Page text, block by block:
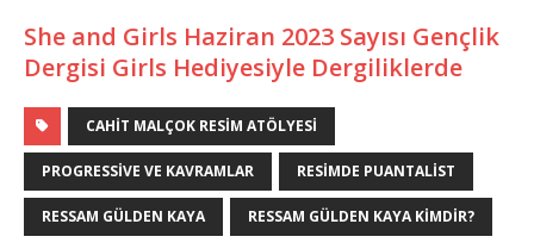
She and Girls Haziran 2023 Sayısı Gençlik
Dergisi Girls Hediyesiyle Dergiliklerde
CAHIT MALÇOK RESIM ATÖLYESI
PROGRESSIVE VE KAVRAMLAR RESIMDE PUANTALIST
RESSAM GÜLDEN KAYA RESSAM GÜLDEN KAYA KIMDIR?